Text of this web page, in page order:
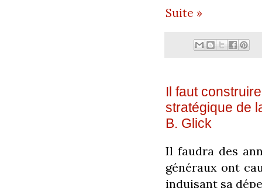
Suite »
Il faut
stratégique de
B. Glick
Il faudra des
généraux ont
induisant sa